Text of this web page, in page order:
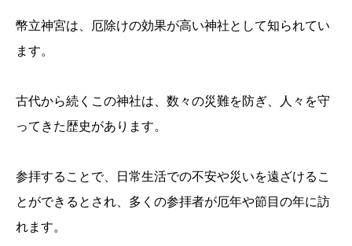
幣立神宮は、厄除けの効果が高い神社として知られてい
ます。
古代から続くこの神社は、数々の災難を防ぎ、人々を守
ってきた歴史があります。
参拝することで、日常生活での不安や災いを遠ざけるこ
とができるとされ、多くの参拝者が厄年や節目の年に訪
れます。